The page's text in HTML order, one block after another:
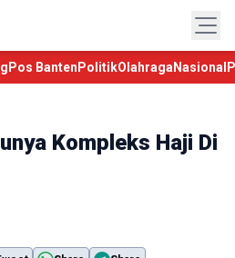
Pos Banten PolitikOlahraga Nasional
Kompleks Haji Di